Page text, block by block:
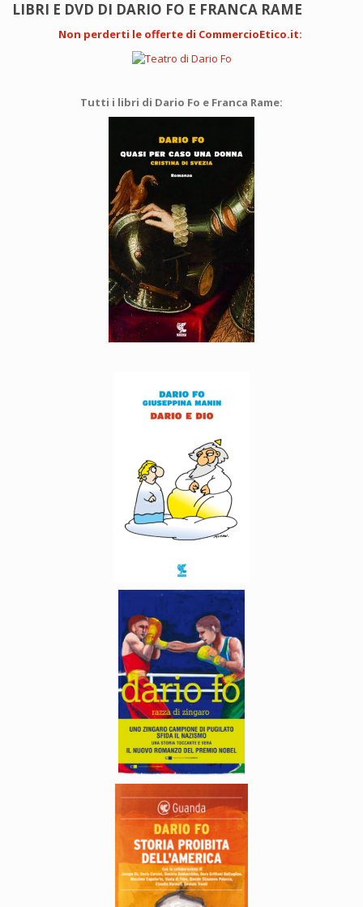
LIBRI E DVD DI DARIO FO E FRANCA RAME
Non perderti le offerte di CommercioEtico.it:
Tutti i libri di Dario Fo e Franca Rame: